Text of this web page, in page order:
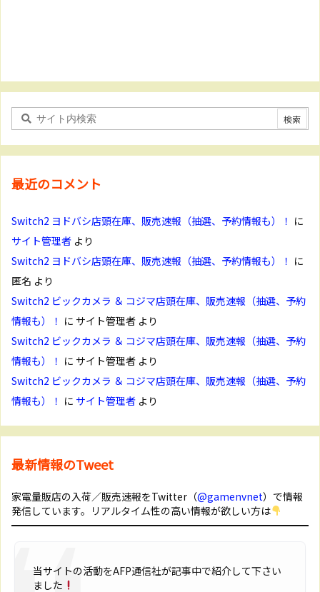
最近のコメント
Switch2 ヨドバシ店頭在庫、販売速報（抽選、予約情報も）！ に
サイト管理者 より
Switch2 ヨドバシ店頭在庫、販売速報（抽選、予約情報も）！ に
匿名 より
Switch2 ビックカメラ ＆ コジマ店頭在庫、販売速報（抽選、予約
情報も）！ に サイト管理者 より
Switch2 ビックカメラ ＆ コジマ店頭在庫、販売速報（抽選、予約
情報も）！ に サイト管理者 より
Switch2 ビックカメラ ＆ コジマ店頭在庫、販売速報（抽選、予約
情報も）！ に サイト管理者 より
最新情報のTweet
家電量販店の入荷／販売速報をTwitter（@gamenvnet）で情報
発信しています。リアルタイム性の高い情報が欲しい方は
当サイトの活動をAFP通信社が記事中で紹介して下さい
ました